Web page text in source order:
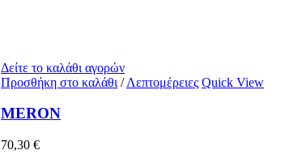
Δείτε το καλάθι αγορών
Προσθήκη στο καλάθι / Λεπτομέρειες Quick View
MERON
70,30 €